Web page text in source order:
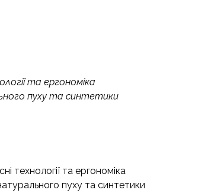
та ергономіка
пуху та синтетики
технології та ергономіка
пуху та синтетики